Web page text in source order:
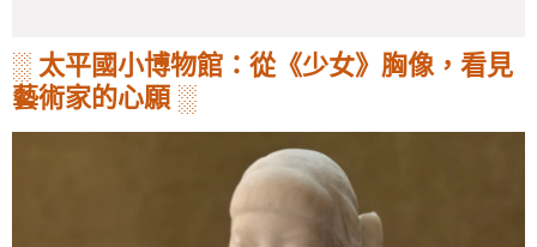
░ 太平國小博物館：從《少女》胸像，看見
藝術家的心願 ░